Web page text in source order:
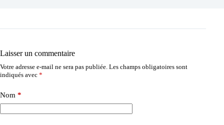
Laisser un commentaire
Votre adresse e-mail ne sera pas publiée. Les champs obligatoires sont
indiqués avec *
Nom *